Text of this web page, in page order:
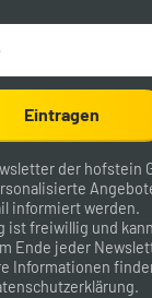
Eintragen
der hofstein
informiert werden.
ist freiwillig und
Ende jeder
Informationen
.